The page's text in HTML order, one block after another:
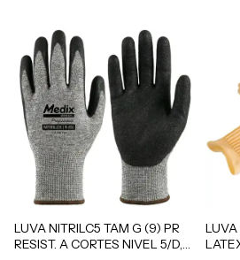
LUVA NITRILC5 TAM G (9) PR
RESIST. A CORTES NIVEL 5/D,
LUVA